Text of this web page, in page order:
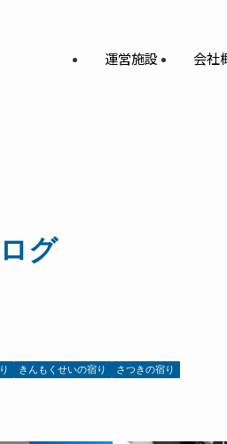
運営施設 会社
グ
きんもくせいの宿り さつきの宿り